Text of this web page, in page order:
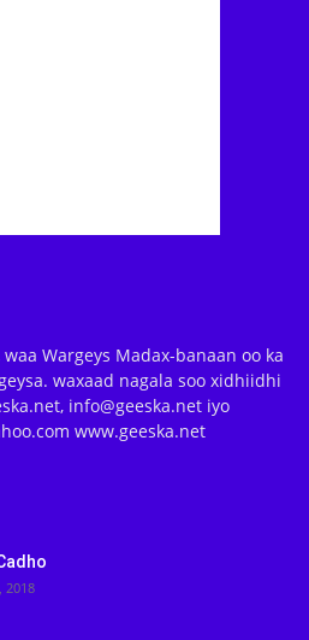
Wargeys Madax-banaan oo ka
waxaad nagala soo xidhiidhi
info@geeska.net iyo
www.geeska.net
2018